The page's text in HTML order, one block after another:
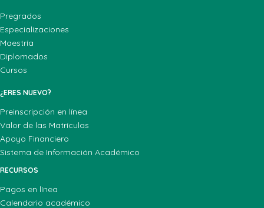
Pregrados
Especializaciones
Maestría
Diplomados
Cursos
¿ERES NUEVO?
Preinscripción en línea
Valor de las Matrículas
Apoyo Financiero
Sistema de Información Académico
RECURSOS
Pagos en línea
Calendario académico